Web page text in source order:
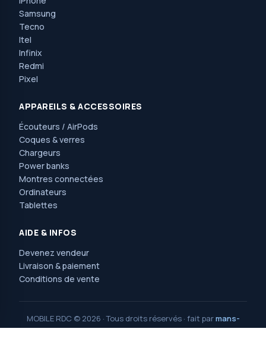
Samsung
Tecno
Itel
Infinix
Redmi
Pixel
APPAREILS & ACCESSOIRES
Écouteurs / AirPods
Coques & verres
Chargeurs
Power banks
Montres connectées
Ordinateurs
Tablettes
AIDE & INFOS
Devenez vendeur
Livraison & paiement
Conditions de vente
MOBILE RDC © 2026 · Tous droits réservés · fait parmans-
consulting